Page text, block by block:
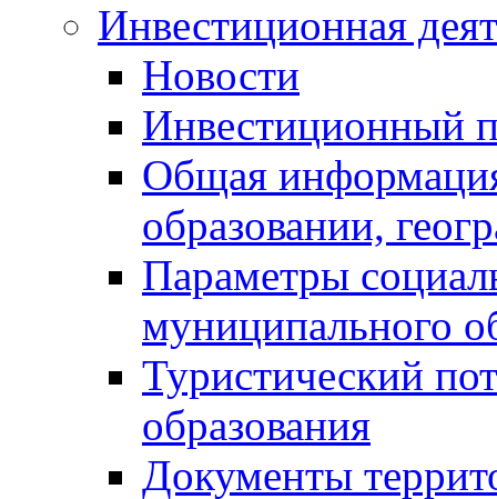
Инвестиционная
Новости
Инвестиционный
Общая
образовании,
Параметры
муниципального
Туристический
образования
Документы